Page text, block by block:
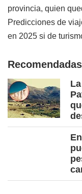
provincia, quien
Predicciones de
en 2025 si de
Recomendadas